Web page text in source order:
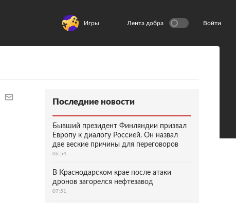
Игры Лента добра Войти
Последние новости
Бывший президент Финляндии призвал
Европу к диалогу Россией. Он назвал
две веские причины для переговоров
06:54
В Краснодарском крае после атаки
дронов загорелся нефтезавод
07:51